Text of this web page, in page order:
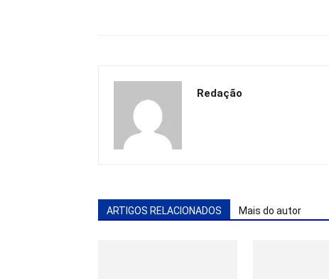
Redação
ARTIGOS RELACIONADOS Mais do autor